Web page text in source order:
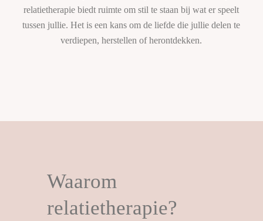
relatietherapie biedt ruimte om stil te staan bij wat er speelt
tussen jullie. Het is een kans om de liefde die jullie delen te
verdiepen, herstellen of herontdekken.
Waarom
relatietherapie?